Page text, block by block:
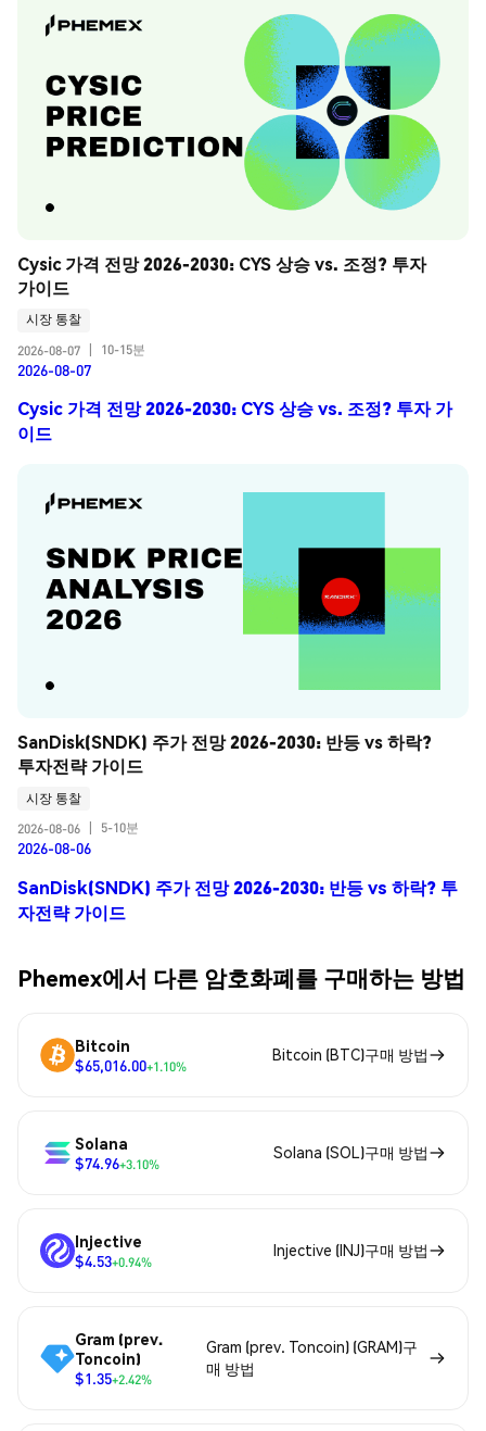
Cysic 가격 전망 2026-2030: CYS 상승 vs. 조정? 투자
가이드
시장 통찰
2026-08-07
10-15분
2026-08-07
Cysic 가격 전망 2026-2030: CYS 상승 vs. 조정? 투자 가
이드
SanDisk(SNDK) 주가 전망 2026-2030: 반등 vs 하락?
투자전략 가이드
시장 통찰
2026-08-06
5-10분
2026-08-06
SanDisk(SNDK) 주가 전망 2026-2030: 반등 vs 하락? 투
자전략 가이드
Phemex에서 다른 암호화폐를 구매하는 방법
Bitcoin
$65,016.00+1.10%
Bitcoin (BTC)구매 방법
Solana
$74.96+3.10%
Solana (SOL)구매 방법
Injective
$4.53+0.94%
Injective (INJ)구매 방법
Gram (prev.
Toncoin)
$1.35+2.42%
Gram (prev. Toncoin) (GRAM)구
매 방법